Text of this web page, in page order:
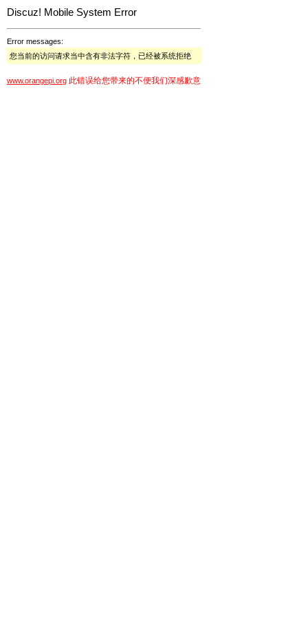
Discuz! Mobile System Error
Error messages:
您当前的访问请求当中含有非法字符，已经被系统拒绝
www.orangepi.org 此错误给您带来的不便我们深感歉意